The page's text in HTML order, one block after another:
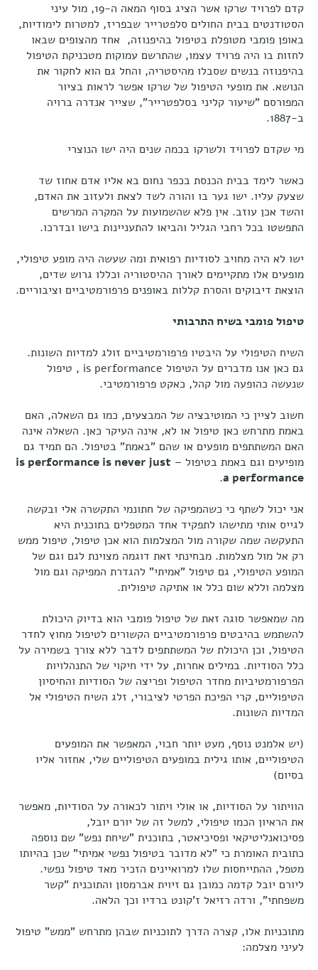
קדם לפרויד שרקו אשר הציג בסוף המאה ה-19, מול עיני
הסטודנטים בבית החולים סלפטרייר שבפריז, למטרות לימודיות,
באופן פומבי מטופלת בטיפול בהיפנוזה, אחד מהצופים שבאו
לחזות בו היה פרויד עצמו, שהתרשם עמוקות מטכניקת הטיפול
בהיפנוזה בנשים שסבלו מהיסטריה, והחל גם הוא לחקור את
הנושא. את מופעי הטיפול של שרקו אפשר לראות בציור
המפורסם "שיעור קליני בסלפטרייר", שצייר אנדרה ברויה
ב-1887.
מי שקדם לפרויד ולשרקו בכמה שנים היה ישו הנוצרי
כאשר לימד בבית הכנסת בכפר נחום בא אליו אדם אחוז שד
שצעק עליו. ישו גער בו והורה לשד לצאת ולעזוב את האדם,
והשד אכן עוזב. אין פלא שהשמועות על המקרה המרשים
התפשטו בכל רחבי הגליל והביאו להתעניינות בישו ובדרכו.
ישו לא היה מחויב לסודיות רפואית ומה שעשה היה מופע טיפולי,
מופעים אלו מתקיימים לאורך ההיסטוריה וכללו גרוש שדים,
הוצאת דיבוקים והסרת קללות באופנים פרפורמטיביים וציבוריים.
טיפול פומבי בשיח התרבותי
השיח הטיפולי על היבטיו פרפורמטיביים זולג למדיות השונות.
גם כאן אנו מדברים על הטיפול is performance , טיפול
שנעשה כהופעה מול קהל, כאקט פרפורמטיבי.
חשוב לציין כי המוטיבציה של המבצעים, כמו גם השאלה, האם
באמת מתרחש כאן טיפול או לא, אינה העיקר כאן. השאלה אינה
האם המשתתפים מופעים או שהם "באמת" בטיפול. הם תמיד גם
מופיעים וגם באמת בטיפול –
is performance is never just
a performance
.
אני יכול לשתף כי כשהמפיקה של חתונמי התקשרה אלי ובקשה
לגייס אותי מתישהו לתפקיד אחד המטפלים בתוכנית היא
התעקשה שמה שקורה מול המצלמות הוא אכן טיפול, טיפול ממש
רק אל מול מצלמות. מבחינתי זאת דוגמה מצוינת לגם וגם של
המופע הטיפולי, גם טיפול "אמיתי" להגדרת המפיקה וגם מול
מצלמה וללא שום כלל או אתיקה טיפולית.
מה שמאפשר סוגה זאת של טיפול פומבי הוא בדיוק היכולת
להשתמש בהיבטים פרפורמטיביים הקשורים לטיפול מחוץ לחדר
הטיפול, וכן היכולת של המשתתפים לדבר ללא צורך בשמירה על
כלל הסודיות. במילים אחרות, על ידי חיקוי של התנהלויות
הפרפורמטיביות מחדר הטיפול ופריצה של הסודיות והחיסיון
הטיפוליים, קרי הפיכת הפרטי לציבורי, זלג השיח הטיפולי אל
המדיות השונות.
(יש אלמנט נוסף, מעט יותר חבוי, המאפשר את המופעים
הטיפוליים, אותו גילית במופעים הטיפוליים שלי, אחזור אליו
בסיום)
הוויתור על הסודיות, או אולי ויתור לכאורה על הסודיות, מאפשר
את הראיון הכמו טיפולי, למשל זה של יורם יובל,
פסיכואנליטיקאי ופסיכיאטר, בתוכנית "שיחת נפש" שם נוספה
כתובית האומרת כי "לא מדובר בטיפול נפשי אמיתי" שכן בהיותו
מטפל, ההתייחסות שלו למרואיינים הזכיר מאד טיפול נפשי.
ליורם יובל קדמה כמובן גם זיוית אברמסון והתוכנית "קשר
משפחתי", ורדה רזיאל ז'קונט ברדיו וכך הלאה.
מתוכניות אלו, קצרה הדרך לתוכניות שבהן מתרחש "ממש" טיפול
לעיני מצלמה: